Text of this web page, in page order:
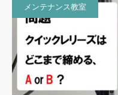
メンテナンス教室